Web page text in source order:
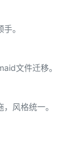
。
文件迁移。
风格统一。